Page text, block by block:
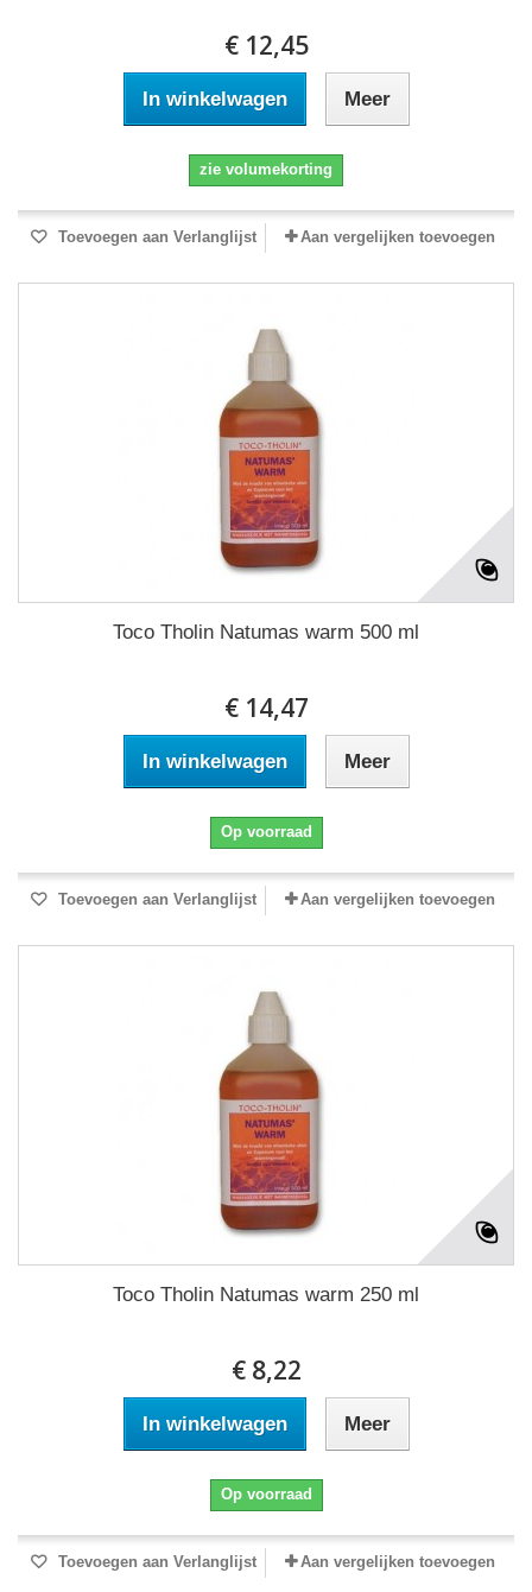
€ 12,45
In winkelwagen Meer
zie volumekorting
Toevoegen aan Verlanglijst Aan vergelijken toevoegen
Toco Tholin Natumas warm 500 ml
€ 14,47
In winkelwagen Meer
Op voorraad
Toevoegen aan Verlanglijst Aan vergelijken toevoegen
Toco Tholin Natumas warm 250 ml
€ 8,22
In winkelwagen Meer
Op voorraad
Toevoegen aan Verlanglijst Aan vergelijken toevoegen